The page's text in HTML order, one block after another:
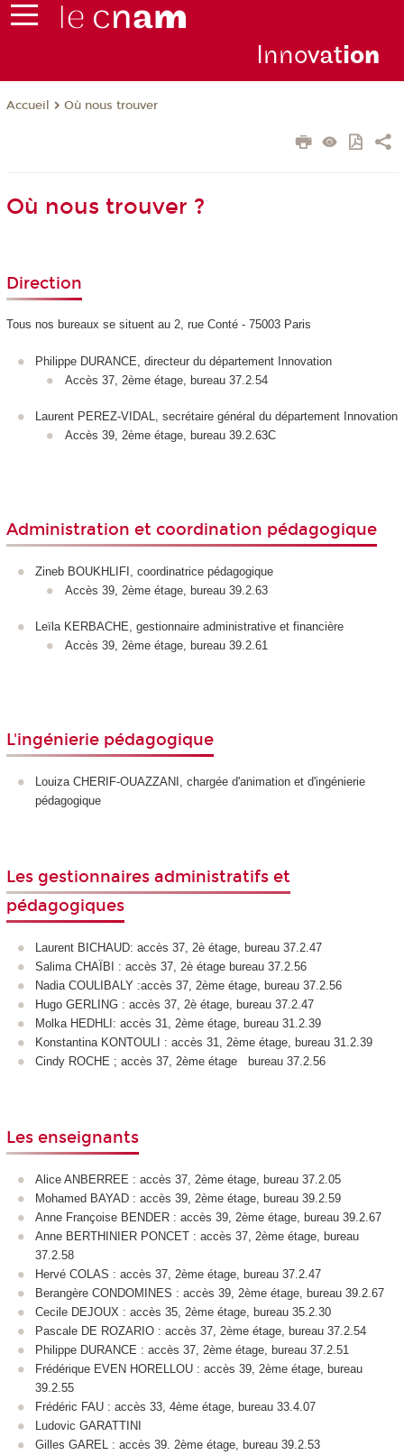
Innovation
Accueil Où nous trouver
Où nous trouver ?
Direction
Tous nos bureaux se situent au 2, rue Conté - 75003 Paris
Philippe DURANCE, directeur du département Innovation
Accès 37, 2ème étage, bureau 37.2.54
Laurent PEREZ-VIDAL, secrétaire général du département Innovation
Accès 39, 2ème étage, bureau 39.2.63C
Administration et coordination pédagogique
Zineb BOUKHLIFI, coordinatrice pédagogique
Accès 39, 2ème étage, bureau 39.2.63
Leïla KERBACHE, gestionnaire administrative et financière
Accès 39, 2ème étage, bureau 39.2.61
L'ingénierie pédagogique
Louiza CHERIF-OUAZZANI, chargée d'animation et d'ingénierie
pédagogique
Les gestionnaires administratifs et
pédagogiques
Laurent BICHAUD: accès 37, 2è étage, bureau 37.2.47
Salima CHAÏBI : accès 37, 2è étage bureau 37.2.56
Nadia COULIBALY :accès 37, 2ème étage, bureau 37.2.56
Hugo GERLING : accès 37, 2è étage, bureau 37.2.47
Molka HEDHLI: accès 31, 2ème étage, bureau 31.2.39
Konstantina KONTOULI : accès 31, 2ème étage, bureau 31.2.39
Cindy ROCHE ; accès 37, 2ème étage bureau 37.2.56
Les enseignants
Alice ANBERREE : accès 37, 2ème étage, bureau 37.2.05
Mohamed BAYAD : accès 39, 2ème étage, bureau 39.2.59
Anne Françoise BENDER : accès 39, 2ème étage, bureau 39.2.67
Anne BERTHINIER PONCET : accès 37, 2ème étage, bureau
37.2.58
Hervé COLAS : accès 37, 2ème étage, bureau 37.2.47
Berangère CONDOMINES : accès 39, 2ème étage, bureau 39.2.67
Cecile DEJOUX : accès 35, 2ème étage, bureau 35.2.30
Pascale DE ROZARIO : accès 37, 2ème étage, bureau 37.2.54
Philippe DURANCE : accès 37, 2ème étage, bureau 37.2.51
Frédérique EVEN HORELLOU : accès 39, 2ème étage, bureau
39.2.55
Frédéric FAU : accès 33, 4ème étage, bureau 33.4.07
Ludovic GARATTINI
Gilles GAREL : accès 39. 2ème étage, bureau 39.2.53